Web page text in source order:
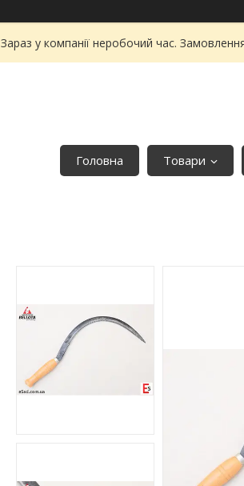
Зараз у компанії неробочий час.
Головна Товари